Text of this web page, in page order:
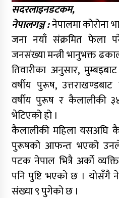
सदरलाइनडटकम,
नेपालगञ्ज :नेपालमा कोरोना
जना नयाँ संक्रमित फेला
जनसंख्या मन्त्री भानुभक्त
तिवारीका अनुसार,
वर्षीय पुरूष,
वर्षीय पुरूष र कैलालीकी
भेटिएको हो ।
कैलालीकी महिला यसअघि
पुरूषको आफन्त भएको उनले
पटक नेपाल भित्रै अर्को
पनि पुष्टि भएको छ । योसँगै
संख्या ९ पुगेको छ ।